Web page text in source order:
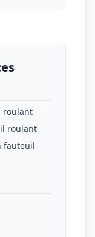
roulant
roulant
fauteuil